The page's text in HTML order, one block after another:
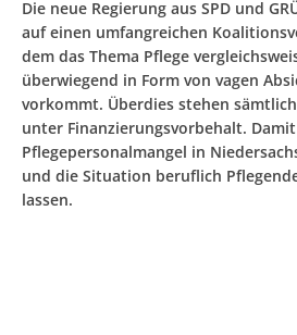
Die neue Regierung aus SPD und
auf einen umfangreichen
dem das Thema Pflege
überwiegend in Form von vagen
vorkommt. Überdies stehen
unter Finanzierungsvorbehalt.
Pflegepersonalmangel in
und die Situation beruflich
lassen.